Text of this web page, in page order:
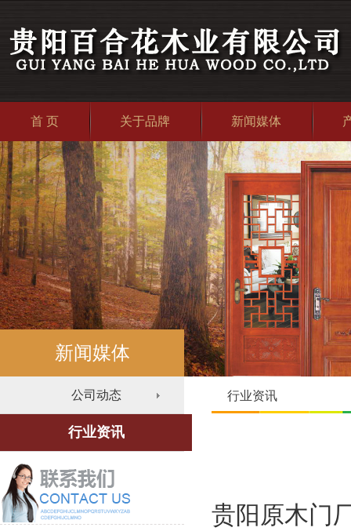
首 页 关于品牌 新闻媒体
新闻媒体
公司动态
行业资讯
行业资讯
贵阳原木门